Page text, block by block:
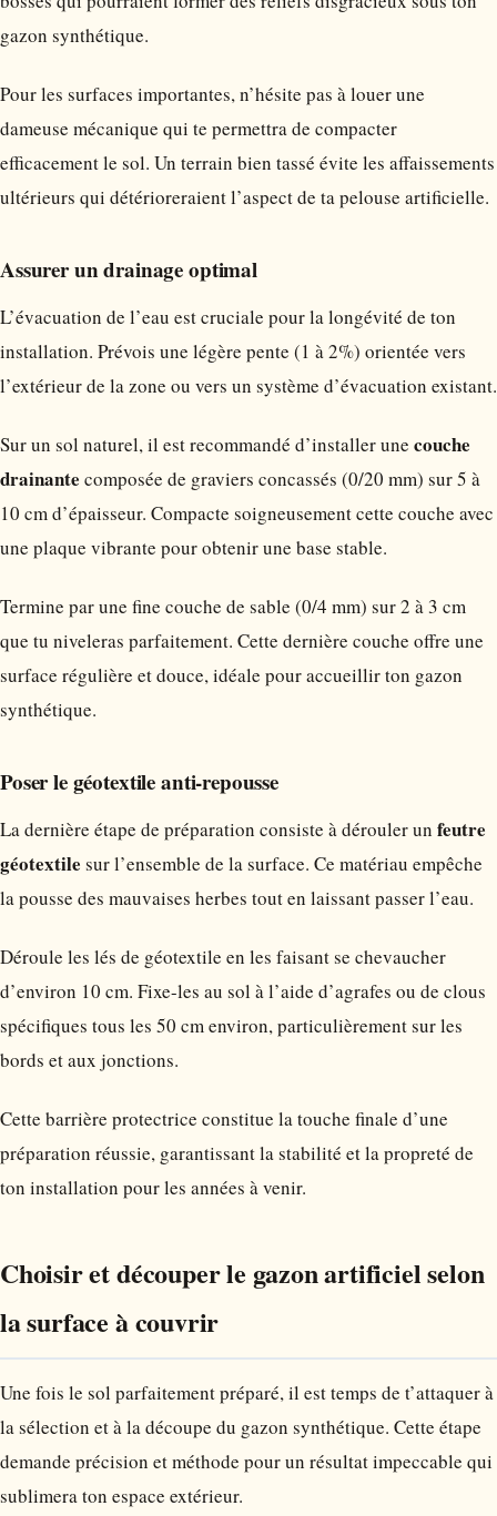
gazon synthétique.
Pour les surfaces importantes, n’hésite pas à louer une
dameuse mécanique qui te permettra de compacter
efficacement le sol. Un terrain bien tassé évite les affaissements
ultérieurs qui détérioreraient l’aspect de ta pelouse artificielle.
Assurer un drainage optimal
L’évacuation de l’eau est cruciale pour la longévité de ton
installation. Prévois une légère pente (1 à 2%) orientée vers
l’extérieur de la zone ou vers un système d’évacuation existant.
Sur un sol naturel, il est recommandé d’installer une couche
drainante composée de graviers concassés (0/20 mm) sur 5 à
10 cm d’épaisseur. Compacte soigneusement cette couche avec
une plaque vibrante pour obtenir une base stable.
Termine par une fine couche de sable (0/4 mm) sur 2 à 3 cm
que tu niveleras parfaitement. Cette dernière couche offre une
surface régulière et douce, idéale pour accueillir ton gazon
synthétique.
Poser le géotextile anti-repousse
La dernière étape de préparation consiste à dérouler un feutre
géotextile sur l’ensemble de la surface. Ce matériau empêche
la pousse des mauvaises herbes tout en laissant passer l’eau.
Déroule les lés de géotextile en les faisant se chevaucher
d’environ 10 cm. Fixe-les au sol à l’aide d’agrafes ou de clous
spécifiques tous les 50 cm environ, particulièrement sur les
bords et aux jonctions.
Cette barrière protectrice constitue la touche finale d’une
préparation réussie, garantissant la stabilité et la propreté de
ton installation pour les années à venir.
Choisir et découper le gazon artificiel selon
la surface à couvrir
Une fois le sol parfaitement préparé, il est temps de t’attaquer à
la sélection et à la découpe du gazon synthétique. Cette étape
demande précision et méthode pour un résultat impeccable qui
sublimera ton espace extérieur.